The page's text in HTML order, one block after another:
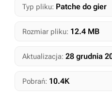
Typ pliku: Patche do gier
Rozmiar pliku: 12.4 MB
Aktualizacja: 28 grudnia
Pobrań: 10.4K